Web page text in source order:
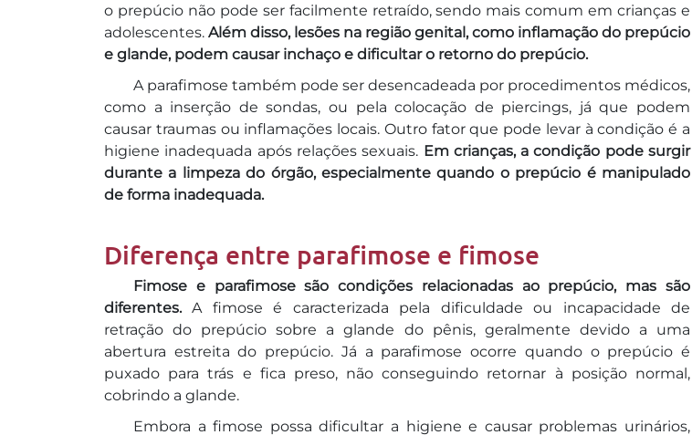
o prepúcio não pode ser facilmente retraído, sendo mais comum em crianças e
adolescentes. Além disso, lesões na região genital, como inflamação do prepúcio
e glande, podem causar inchaço e dificultar o retorno do prepúcio.
A parafimose também pode ser desencadeada por procedimentos médicos,
como a inserção de sondas, ou pela colocação de piercings, já que podem
causar traumas ou inflamações locais. Outro fator que pode levar à condição é a
higiene inadequada após relações sexuais. Em crianças, a condição pode surgir
durante a limpeza do órgão, especialmente quando o prepúcio é manipulado
de forma inadequada.
Diferença entre parafimose e fimose
Fimose e parafimose são condições relacionadas ao prepúcio, mas são
diferentes.A fimose é caracterizada pela dificuldade ou incapacidade de
retração do prepúcio sobre a glande do pênis, geralmente devido a uma
abertura estreita do prepúcio. Já a parafimose ocorre quando o prepúcio é
puxado para trás e fica preso, não conseguindo retornar à posição normal,
cobrindo a glande.
Embora a fimose possa dificultar a higiene e causar problemas urinários,